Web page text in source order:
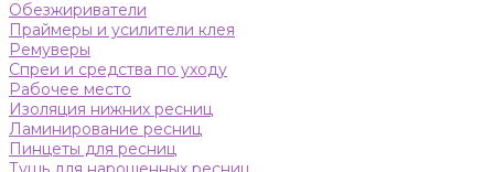
Обезжириватели
Праймеры и усилители клея
Ремуверы
Спреи и средства по уходу
Рабочее место
Изоляция нижних ресниц
Ламинирование ресниц
Пинцеты для ресниц